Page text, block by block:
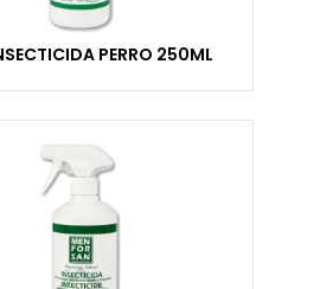
PERRO 250ML